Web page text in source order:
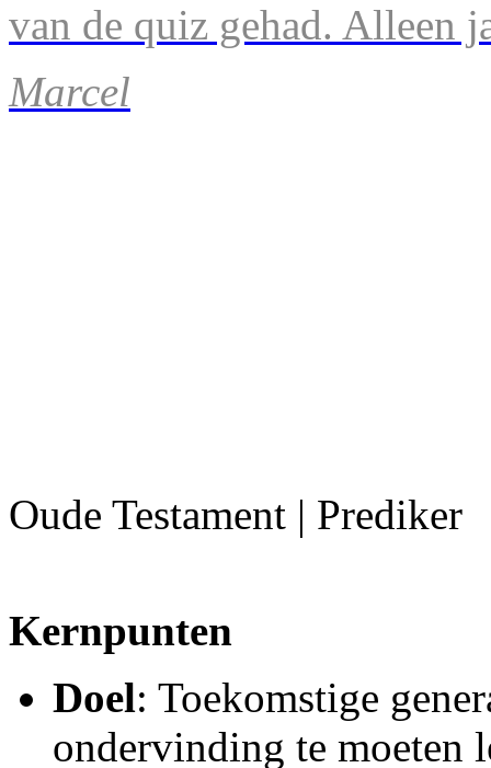
van de quiz gehad. Alleen
Marcel
Oude Testament | Prediker
Kernpunten
Doel: Toekomstige
ondervinding te moeten